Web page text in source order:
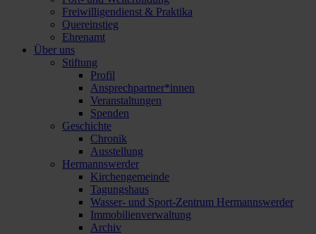
Freiwilligendienst & Praktika
Quereinstieg
Ehrenamt
Über uns
Stiftung
Profil
Ansprechpartner*innen
Veranstaltungen
Spenden
Geschichte
Chronik
Ausstellung
Hermannswerder
Kirchengemeinde
Tagungshaus
Wasser- und Sport-Zentrum Hermannswerder
Immobilienverwaltung
Archiv